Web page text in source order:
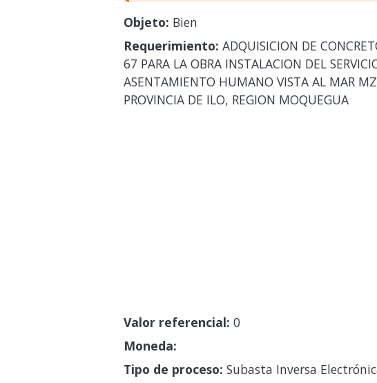
Objeto: Bien
Requerimiento: ADQUISICION DE
67 PARA LA OBRA INSTALACION DEL
ASENTAMIENTO HUMANO VISTA AL MAR
PROVINCIA DE ILO, REGION MOQUEGUA
Valor referencial: 0
Moneda:
Tipo de proceso: Subasta Inversa